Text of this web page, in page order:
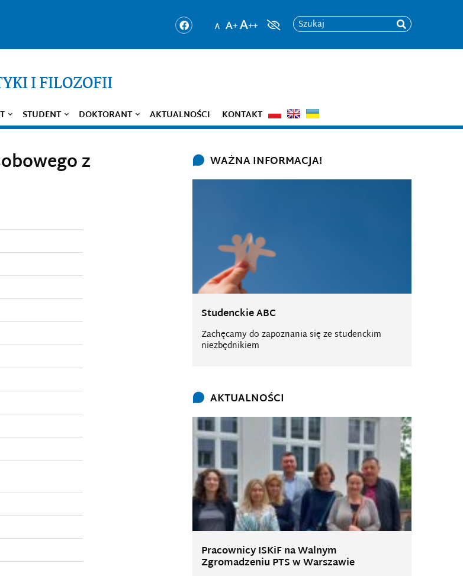
Szukaj
I FILOZOFII
STUDENT DOKTORANT AKTUALNOŚCI KONTAKT
z WAŻNA INFORMACJA!
Studenckie ABC
Zachęcamy do zapoznania się ze studenckim
niezbędnikiem
AKTUALNOŚCI
Pracownicy ISKiF na Walnym
Zgromadzeniu PTS w Warszawie